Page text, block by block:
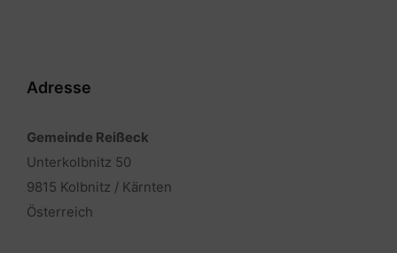
Adresse
Gemeinde Reißeck
Unterkolbnitz 50
9815 Kolbnitz / Kärnten
Österreich